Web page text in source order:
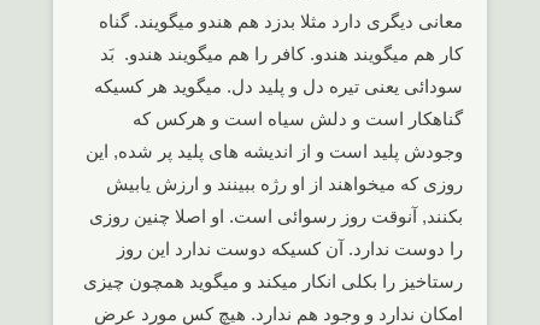
معانی دیگری دارد مثلا بدزد هم هندو میگویند. گناه
کار هم میگویند هندو. کافر را هم میگویند هندو. بَد
سودائی یعنی تیره دل و پلید دل. میگوید هر کسیکه
گناهکار است و دلش سیاه است و هرکس که
وجودش پلید است و از اندیشه های پلید پر شده, این
روزی که میخواهند از او رژه ببینند و ارزش یابیش
بکنند, آنوقت روز رسوائی است. او اصلا چنین روزی
را دوست ندارد. آن کسیکه دوست ندارد این روز
رستاخیز را بکلی انکار میکند و میگوید همچون چیزی
امکان ندارد و وجود هم ندارد. هیچ کس مورد عرض